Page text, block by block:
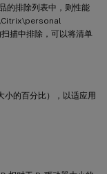
的排除列表中，则性能
描中排除，可以将清单
小的百分比），以适应用